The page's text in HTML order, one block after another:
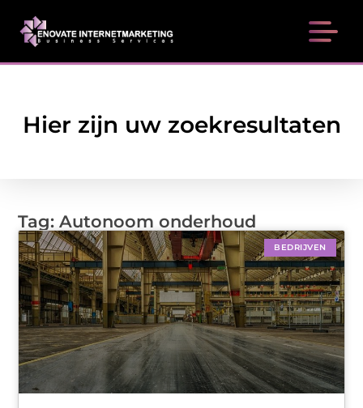
Hier zijn uw zoekresultaten
Tag: Autonoom onderhoud
BEDRIJVEN